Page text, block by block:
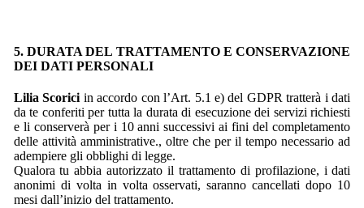
5. DURATA DEL TRATTAMENTO E CONSERVAZIONE
DEI DATI PERSONALI
Lilia Scoriciin accordo con l’Art. 5.1 e) del GDPR tratterà i dati
da te conferiti per tutta la durata di esecuzione dei servizi richiesti
e li conserverà per i 10 anni successivi ai fini del completamento
delle attività amministrative., oltre che per il tempo necessario ad
adempiere gli obblighi di legge.
Qualora tu abbia autorizzato il trattamento di profilazione, i dati
anonimi di volta in volta osservati, saranno cancellati dopo 10
mesi dall’inizio del trattamento.